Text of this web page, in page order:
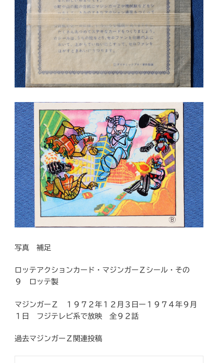
写真 補足
ロッテアクションカード・マジンガーＺシール・その
９ ロッテ製
マジンガーＺ １９７２年１２月３日ー１９７４年９月
１日 フジテレビ系で放映 全９２話
過去マジンガーＺ関連投稿